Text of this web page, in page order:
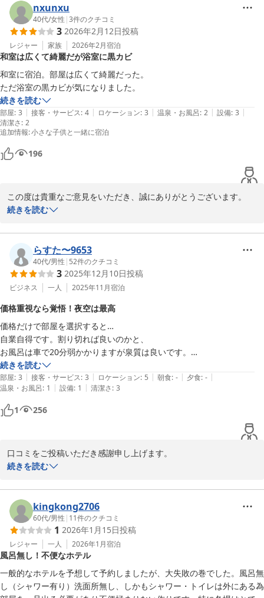
一方で、トイレが共同で外に出る必要があり、ご不便をおかけし申
し訳ございません。
いただいたご意見を今後の設備やご案内改善の参考にさせていただ
きます。
またのご利用を心よりお待ちしております。
島宿ＨＯＰＥ ＜種子島＞
2026-02-17
nxunxu
40代/女性 |3件のクチコミ
3 2026年2月12日投稿
レジャー 家族 2026年2月宿泊
和室は広くて綺麗だが浴室に黒カビ
和室に宿泊。部屋は広くて綺麗だった。
ただ浴室の黒カビが気になりました。
続きを読む
部屋: 3 | 接客・サービス: 4 | ロケーション: 3 | 温泉・お風呂: 2 | 設備: 3 |
清潔さ: 2
追加情報:小さな子供と一緒に宿泊
196
この度は貴重なご意見をいただき、誠にありがとうございます。
しかしながら、浴室の黒カビについてご不快な思いをさせてしま
い、申し訳ございません。
いただいたご指摘を真摯に受け止め、改善に努めてまいります。
この度はご利用いただきまして、誠にありがとうございました。
島宿ＨＯＰＥ ＜種子島＞
2026-02-12
続きを読む
らすた〜9653
40代/男性 | 52件のクチコミ
3 2025年12月10日投稿
ビジネス 一人 2025年11月宿泊
価格重視なら覚悟！夜空は最高
価格だけで部屋を選択すると…
自業自得です。割り切れば良いのかと、
お風呂は車で20分弱かかりますが泉質は良いです。
夏場の夜空は最高でした。
続きを読む
部屋: 3 | 接客・サービス: 3 | ロケーション: 5 | 朝食: - | 夕食: - |
温泉・お風呂: 1 | 設備: 1 | 清潔さ: 3
1 256
口コミをご投稿いただき感謝申し上げます。
美しい夜空をご覧いただけたとのこと、大変うれしく拝見いたしま
一方でご不便をおかけした点につきましては改善の参考にいたしま
す。
今後もより良い滞在をご提供できるよう努めてまいります。
島宿ＨＯＰＥ ＜種子島＞
2025-12-10
続きを読む
kingkong2706
60代/男性 | 11件のクチコミ
1 2026年1月15日投稿
レジャー 一人 2026年1月宿泊
風呂無し！不便なホテル
一般的なホテルを予想して予約しましたが、大失敗の巻でした。風呂無
し（シャワー有り）洗面所無し、しかもシャワー・トイレは外にある為